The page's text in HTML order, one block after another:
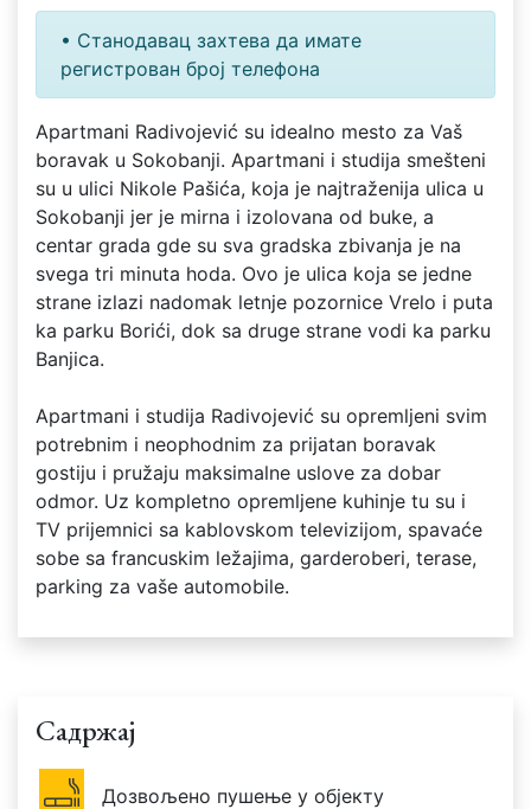
• Станодавац захтева да имате
регистрован број телефона
Apartmani Radivojević su idealno mesto za Vaš
boravak u Sokobanji. Apartmani i studija smešteni
su u ulici Nikole Pašića, koja je najtraženija ulica u
Sokobanji jer je mirna i izolovana od buke, a
centar grada gde su sva gradska zbivanja je na
svega tri minuta hoda. Ovo je ulica koja se jedne
strane izlazi nadomak letnje pozornice Vrelo i puta
ka parku Borići, dok sa druge strane vodi ka parku
Banjica.
Apartmani i studija Radivojević su opremljeni svim
potrebnim i neophodnim za prijatan boravak
gostiju i pružaju maksimalne uslove za dobar
odmor. Uz kompletno opremljene kuhinje tu su i
TV prijemnici sa kablovskom televizijom, spavaće
sobe sa francuskim ležajima, garderoberi, terase,
parking za vaše automobile.
Садржај
Дозвољено пушење у објекту